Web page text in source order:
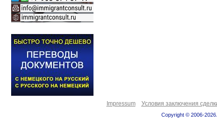
Impressum Условия заключения
Copyright © 2006-